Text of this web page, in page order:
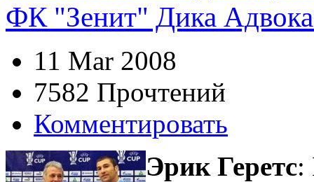
ФК "Зенит" Дика
11 Mar 2008
7582 Прочтений
Комментировать
Эрик Геретс: